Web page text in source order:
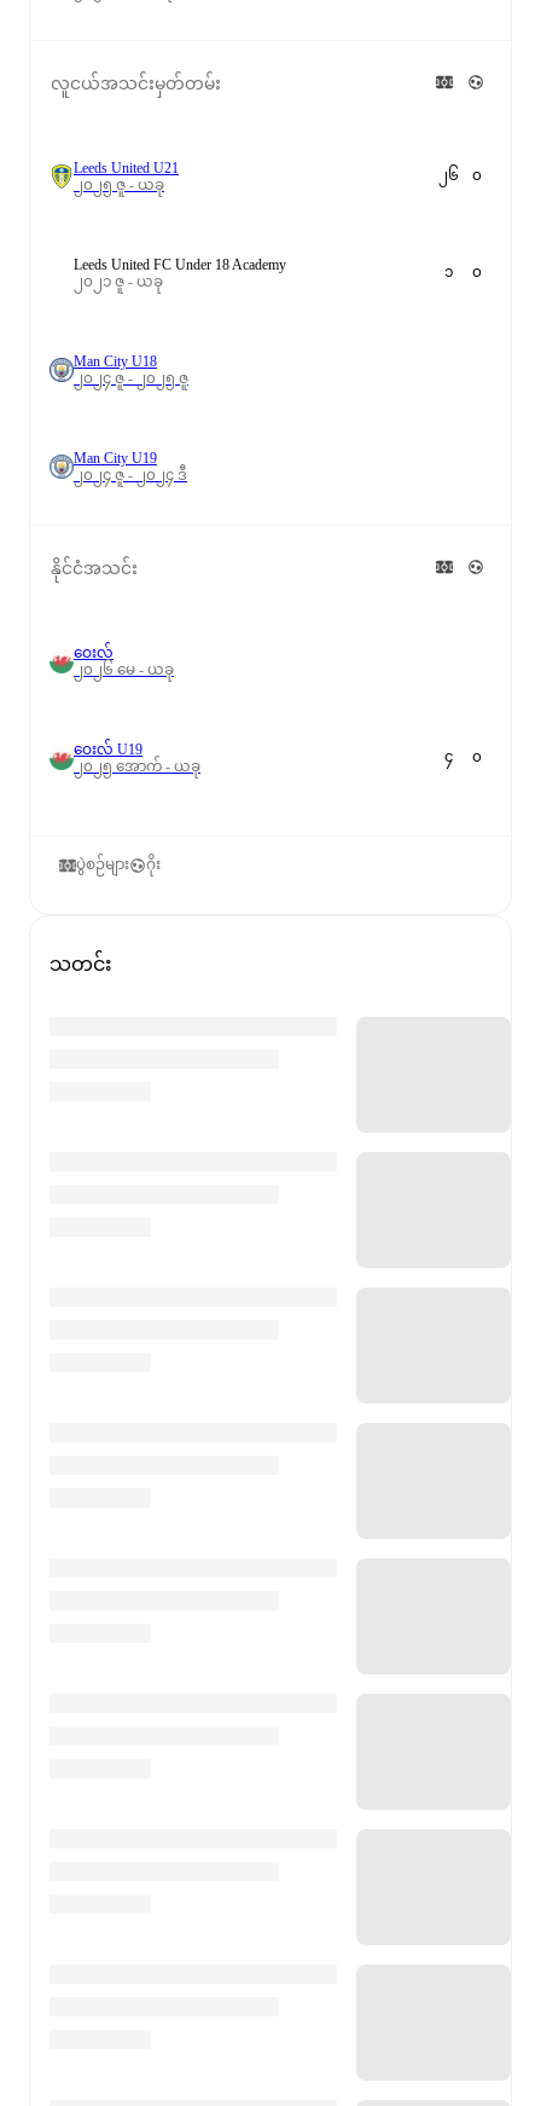
လူငယ်အသင်းမှတ်တမ်း
Leeds United U21
၂၀၂၅ ဇူ - ယခု
၂၆ ၀
Leeds United FC Under 18 Academy
၂၀၂၁ ဇူ - ယခု
၁ ၀
Man City U18
၂၀၂၄ ဇူ - ၂၀၂၅ ဇူ
Man City U19
၂၀၂၄ ဇူ - ၂၀၂၄ ဒီ
နိုင်ငံအသင်း
ဝေးလ်
၂၀၂၆ မေ - ယခု
ဝေးလ် U19
၂၀၂၅ အောက် - ယခု
၄ ၀
ပွဲစဉ်များ ဂိုး
သတင်း